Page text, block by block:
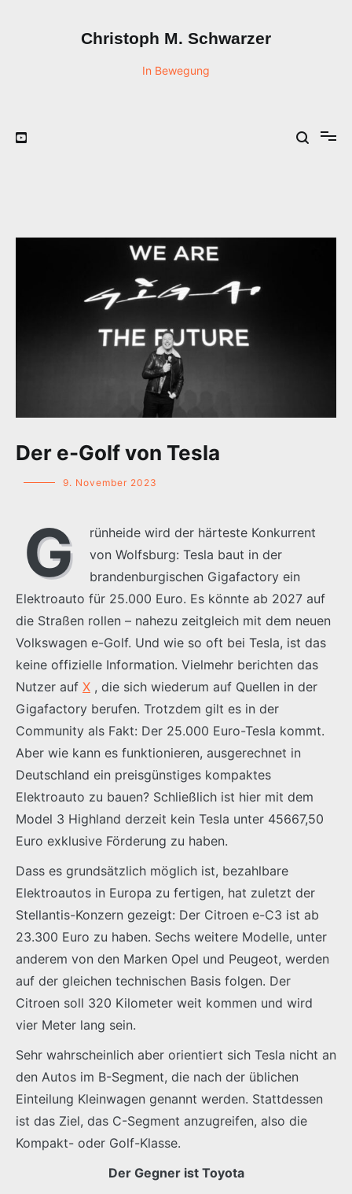
Christoph M. Schwarzer
In Bewegung
Der e-Golf von Tesla
9. November 2023
G
rünheide wird der härteste Konkurrent
von Wolfsburg: Tesla baut in der
brandenburgischen Gigafactory ein
Elektroauto für 25.000 Euro. Es könnte ab 2027 auf
die Straßen rollen – nahezu zeitgleich mit dem neuen
Volkswagen e-Golf. Und wie so oft bei Tesla, ist das
keine offizielle Information. Vielmehr berichten das
Nutzer auf X , die sich wiederum auf Quellen in der
Gigafactory berufen. Trotzdem gilt es in der
Community als Fakt: Der 25.000 Euro-Tesla kommt.
Aber wie kann es funktionieren, ausgerechnet in
Deutschland ein preisgünstiges kompaktes
Elektroauto zu bauen? Schließlich ist hier mit dem
Model 3 Highland derzeit kein Tesla unter 45667,50
Euro exklusive Förderung zu haben.
Dass es grundsätzlich möglich ist, bezahlbare
Elektroautos in Europa zu fertigen, hat zuletzt der
Stellantis-Konzern gezeigt: Der Citroen e-C3 ist ab
23.300 Euro zu haben. Sechs weitere Modelle, unter
anderem von den Marken Opel und Peugeot, werden
auf der gleichen technischen Basis folgen. Der
Citroen soll 320 Kilometer weit kommen und wird
vier Meter lang sein.
Sehr wahrscheinlich aber orientiert sich Tesla nicht an
den Autos im B-Segment, die nach der üblichen
Einteilung Kleinwagen genannt werden. Stattdessen
ist das Ziel, das C-Segment anzugreifen, also die
Kompakt- oder Golf-Klasse.
Der Gegner ist Toyota